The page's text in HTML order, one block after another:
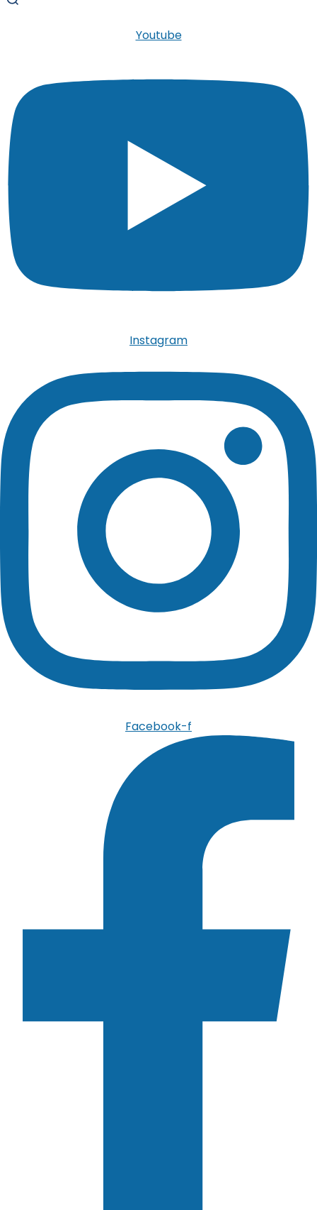
Youtube
Instagram
Facebook-f